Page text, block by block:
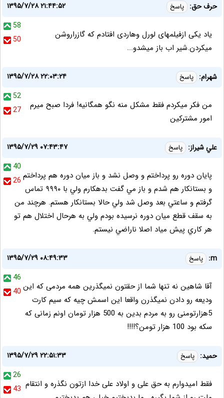
حرف حق: پاسخ
۱۳۹۵/۷/۲۸ ۲۱:۴۴:۵۲
58
50
ياد يكى ازفيلمهاى لورل وهاردى افتادم كه گازراروشن
ميكردن.شير اب باز ميشدو...
شهرام: پاسخ
۱۳۹۵/۷/۲۸ ۲۲:۰۳:۲۴
52
27
من فکر میکردم فقط مشکل منه نگو همگانیه! فردا صبح میرم
امور مشترکین
علي شيراز: پاسخ
۱۳۹۵/۷/۲۹ ۰۷:۴۳:۴۷
40
26 پايان دوره رو ‏پرداختم و وصل نشد و باز ميان دوره هم ‏پرداختم
و بستانكار هم شدم و باز مي ‏گفت بدهكارم ولي با ۹۹۹۰‏ تماس
‏گرفتم و ساعتي بعد وصل شد ولي حالا بستانكار هستم.‏ هرچند من
به سقف قطع ميان دوره نرسيده بودم ولي ‏به هرحال اختلال هم تو
هر كاري ‏پيش مياد اصلا ناراضي نيستم.
m: پاسخ
۱۳۹۵/۷/۲۹ ۰۸:۴۹:۳۳
46
40 آقا شاهین نه تنها شما از حقتون نمیگذرین همه مردمی که این
ودیعه رو دادن نمیگذرن واقعا این اسمش چیه که سیم کارت
5هزارتومنی رو به مردم بدین به 500 هزار تومان اونم زمانی که
سکه بود 100 هزار تومن؟!!!!
حمید: پاسخ
۱۳۹۵/۷/۲۹ ۲۲:۵۱:۳۳
26
43 فقط امیدوارم به حق علی و اولاد علی خدا ازتون نگذره و انتقام